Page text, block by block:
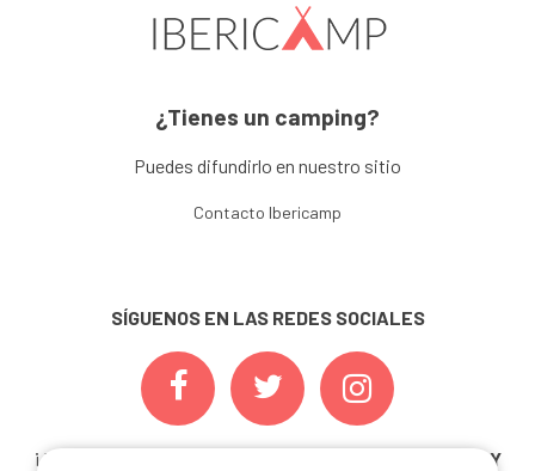
¿Tienes un camping?
Puedes difundirlo en nuestro sitio
Contacto Ibericamp
SÍGUENOS EN LAS REDES SOCIALES
¡ Y NO TE PIERDAS NUESTRAS
OFERTAS, CONCURSOS Y